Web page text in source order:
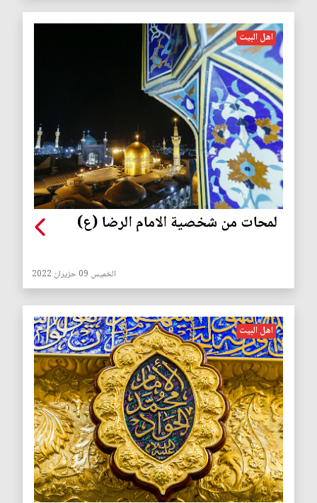
اهل البيت
لمحات من شخصية الامام الرضا (ع)
الخميس 09 حزيران 2022
اهل البيت